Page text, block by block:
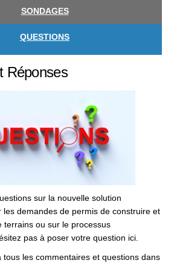
SONDAGES
QUESTIONS
Réponses
sur la nouvelle solution
les demandes de permis de construire et
terrains ou sur le processus
pas à poser votre question ici.
tous les commentaires et questions dans